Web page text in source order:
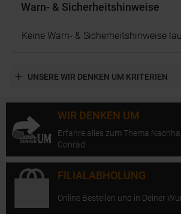
Warn- & Sicherheitshinweise
Keine Warn- & Sicherheitshinweise
UNSERE WIR DENKEN UM KRITERIEN
WIR DENKEN UM
Erfahre alles zum Thema
Conrad.
FILIALABHOLUNG
Online Bestellen und in Deiner